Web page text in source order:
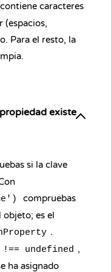
caracteres
(espacios,
Para el resto, la
existe
si la clave
compruebas
objeto; es el
.
!== undefined ,
ha asignado